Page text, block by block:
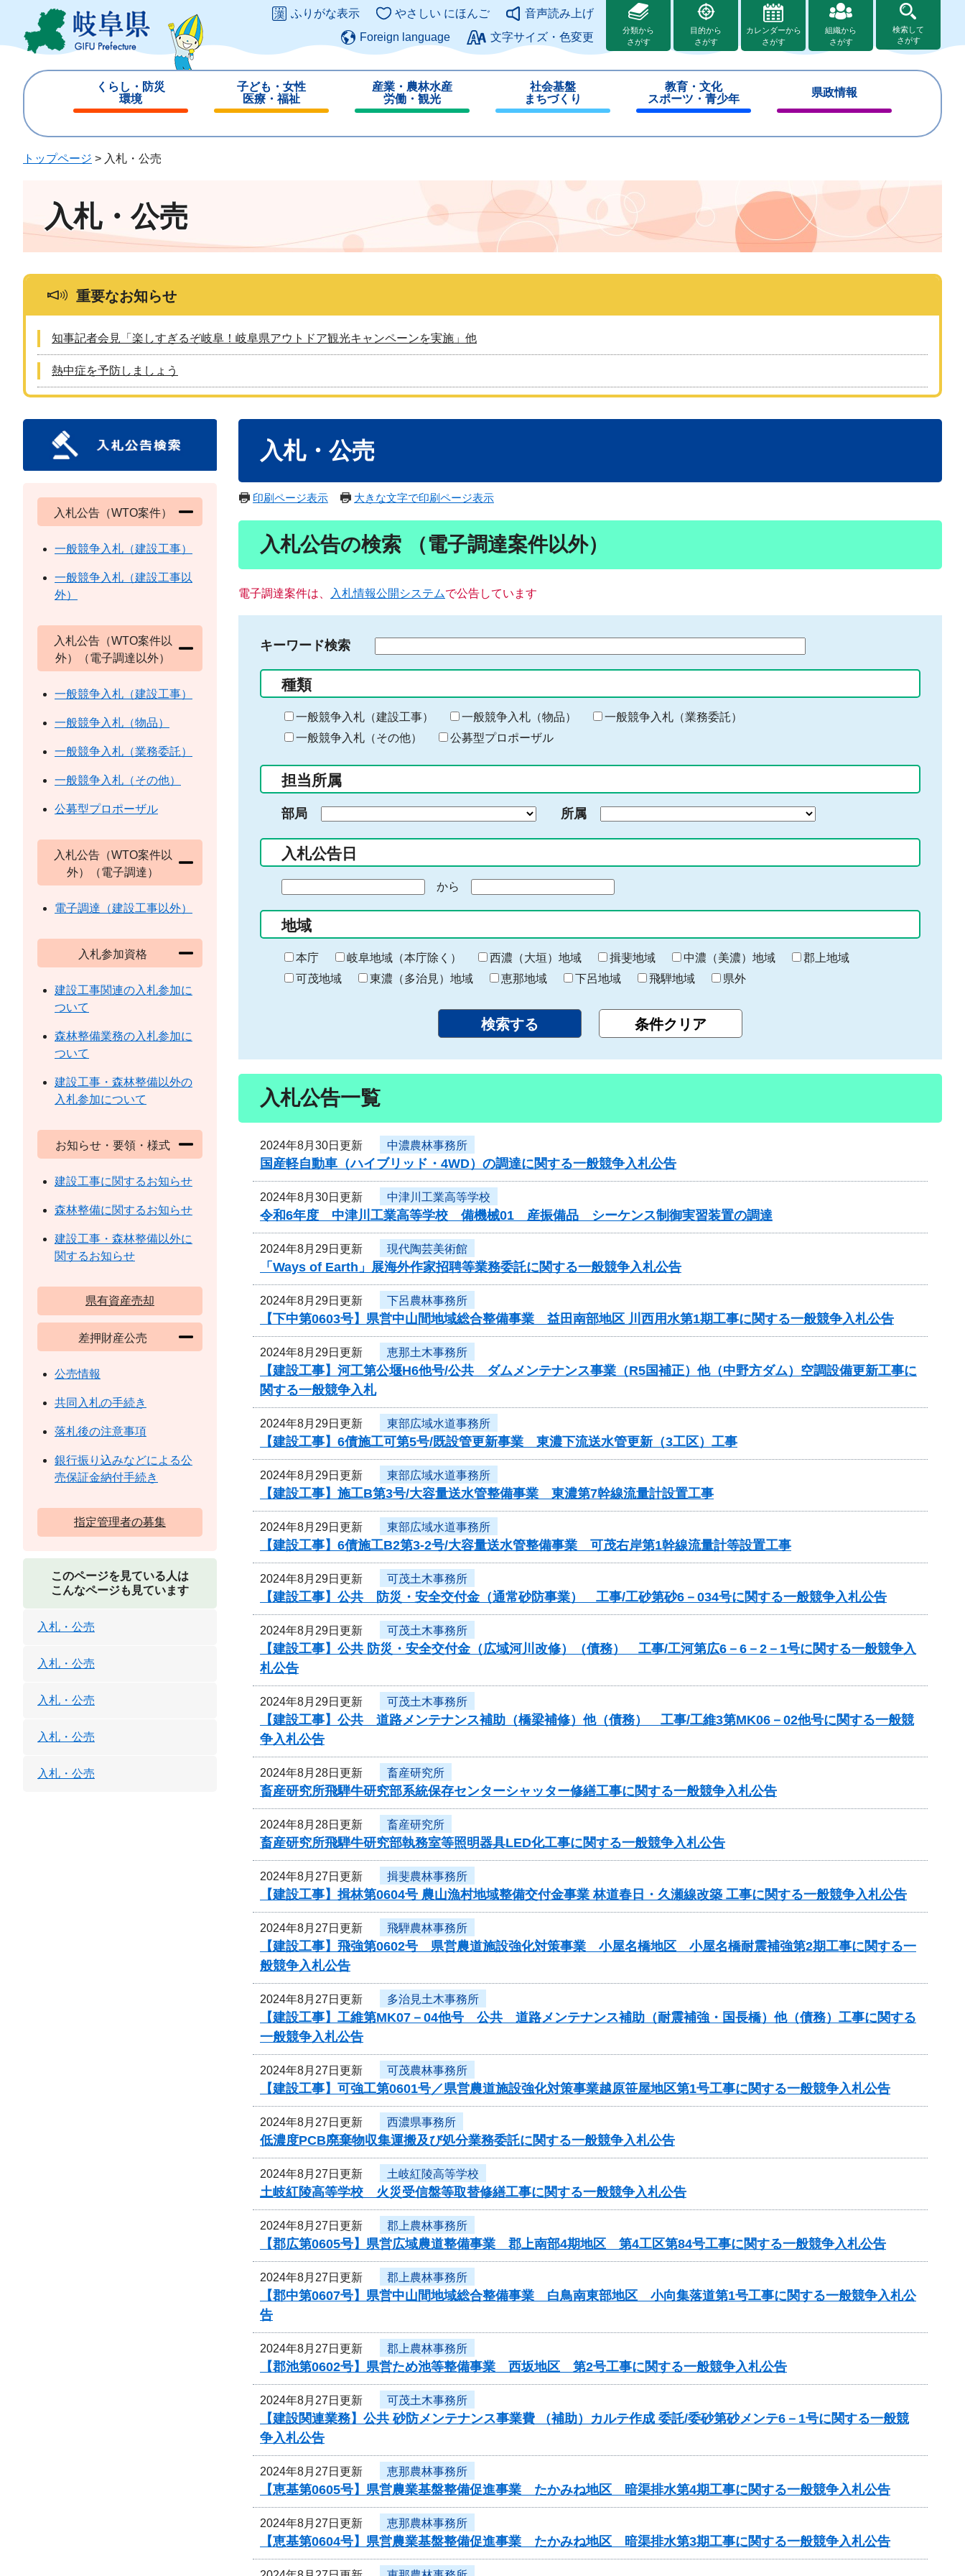
ジ
ュ
このページの本文へ
ふりがな表示 やさしい にほんご
音声読み上げ
Foreign language
文字サイズ・色変更
分類から
さがす
目的から
さがす
カレンダーから
さがす
組織から
さがす
検索して
さがす
くらし・防災
環境
じ
子ども・女性
医療・福祉
じ
産業・農林水産
労働・観光
じ
社会基盤
まちづくり
じ
教育・文化
スポーツ・青少年
じ
県政情報
じ
トップページ > 入札・公売
入札・公売
重要なお知らせ
知事記者会見「楽しすぎるぞ岐阜！岐阜県アウトドア観光キャンペーンを実施」他
熱中症を予防しましょう
入札・公売
印刷ページ表示 大きな文字で印刷ページ表示
入札公告の検索 （電子調達案件以外）
電子調達案件は、 入札情報公開システムで公告しています
キーワード検索
る
キ
ー
ー
入
力
種類
一般競争入札（建設工事） 一般競争入札（物品）
一般競争入札（業務委託）
一般競争入札（その他）
公募型プロポーザル
担当所属
部局 所属
入札公告日
の
始
ま
り
から
終
わ
り
地域
本庁 岐阜地域（本庁除く） 西濃（大垣）地域 揖斐地域 中濃（美濃）地域
郡上地域
可茂地域
東濃（多治見）地域 恵那地域 下呂地域 飛騨地域 県外
入札公告一覧
2024年8月30日更新 中濃農林事務所
国産軽自動車（ハイブリッド・4WD）の調達に関する一般競争入札公告
2024年8月30日更新 中津川工業高等学校
令和6年度 中津川工業高等学校 備機械01 産振備品 シーケンス制御実習装置の調達
2024年8月29日更新 現代陶芸美術館
「Ways of Earth」展海外作家招聘等業務委託に関する一般競争入札公告
2024年8月29日更新 下呂農林事務所
【下中第0603号】県営中山間地域総合整備事業 益田南部地区 川西用水第1期工事に関する一般競争入札公告
2024年8月29日更新 恵那土木事務所
【建設工事】河工第公堰H6他号/公共 ダムメンテナンス事業（R5国補正）他（中野方ダム）空調設備更新工事に
関する一般競争入札
2024年8月29日更新 東部広域水道事務所
【建設工事】6債施工可第5号/既設管更新事業 東濃下流送水管更新（3工区）工事
2024年8月29日更新 東部広域水道事務所
【建設工事】施工B第3号/大容量送水管整備事業 東濃第7幹線流量計設置工事
2024年8月29日更新 東部広域水道事務所
【建設工事】6債施工B2第3-2号/大容量送水管整備事業 可茂右岸第1幹線流量計等設置工事
2024年8月29日更新 可茂土木事務所
【建設工事】公共 防災・安全交付金（通常砂防事業） 工事/工砂第砂6－034号に関する一般競争入札公告
2024年8月29日更新 可茂土木事務所
【建設工事】公共 防災・安全交付金（広域河川改修）（債務） 工事/工河第広6－6－2－1号に関する一般競争入
札公告
2024年8月29日更新 可茂土木事務所
【建設工事】公共 道路メンテナンス補助（橋梁補修）他（債務） 工事/工維3第MK06－02他号に関する一般競
争入札公告
2024年8月28日更新 畜産研究所
畜産研究所飛騨牛研究部系統保存センターシャッター修繕工事に関する一般競争入札公告
2024年8月28日更新 畜産研究所
畜産研究所飛騨牛研究部執務室等照明器具LED化工事に関する一般競争入札公告
2024年8月27日更新 揖斐農林事務所
【建設工事】揖林第0604号 農山漁村地域整備交付金事業 林道春日・久瀬線改築 工事に関する一般競争入札公告
2024年8月27日更新 飛騨農林事務所
【建設工事】飛強第0602号 県営農道施設強化対策事業 小屋名橋地区 小屋名橋耐震補強第2期工事に関する一
般競争入札公告
2024年8月27日更新 多治見土木事務所
【建設工事】工維第MK07－04他号 公共 道路メンテナンス補助（耐震補強・国長橋）他（債務）工事に関する
一般競争入札公告
2024年8月27日更新 可茂農林事務所
【建設工事】可強工第0601号／県営農道施設強化対策事業越原笹屋地区第1号工事に関する一般競争入札公告
2024年8月27日更新 西濃県事務所
低濃度PCB廃棄物収集運搬及び処分業務委託に関する一般競争入札公告
2024年8月27日更新 土岐紅陵高等学校
土岐紅陵高等学校 火災受信盤等取替修繕工事に関する一般競争入札公告
2024年8月27日更新 郡上農林事務所
【郡広第0605号】県営広域農道整備事業 郡上南部4期地区 第4工区第84号工事に関する一般競争入札公告
2024年8月27日更新 郡上農林事務所
【郡中第0607号】県営中山間地域総合整備事業 白鳥南東部地区 小向集落道第1号工事に関する一般競争入札公
告
2024年8月27日更新 郡上農林事務所
【郡池第0602号】県営ため池等整備事業 西坂地区 第2号工事に関する一般競争入札公告
2024年8月27日更新 可茂土木事務所
【建設関連業務】公共 砂防メンテナンス事業費 （補助）カルテ作成 委託/委砂第砂メンテ6－1号に関する一般競
争入札公告
2024年8月27日更新 恵那農林事務所
【恵基第0605号】県営農業基盤整備促進事業 たかみね地区 暗渠排水第4期工事に関する一般競争入札公告
2024年8月27日更新 恵那農林事務所
【恵基第0604号】県営農業基盤整備促進事業 たかみね地区 暗渠排水第3期工事に関する一般競争入札公告
入札公告（WTO案件）
一般競争入札（建設工事）
一般競争入札（建設工事以
外）
入札公告（WTO案件以
外）（電子調達以外）
一般競争入札（建設工事）
一般競争入札（物品）
一般競争入札（業務委託）
一般競争入札（その他）
公募型プロポーザル
入札公告（WTO案件以
外）（電子調達）
電子調達（建設工事以外）
入札参加資格
建設工事関連の入札参加に
ついて
森林整備業務の入札参加に
ついて
建設工事・森林整備以外の
入札参加について
お知らせ・要領・様式
建設工事に関するお知らせ
森林整備に関するお知らせ
建設工事・森林整備以外に
関するお知らせ
県有資産売却
差押財産公売
公売情報
共同入札の手続き
落札後の注意事項
銀行振り込みなどによる公
売保証金納付手続き
指定管理者の募集
このページを見ている人は
こんなページも見ています
入札・公売
入札・公売
入札・公売
入札・公売
入札・公売